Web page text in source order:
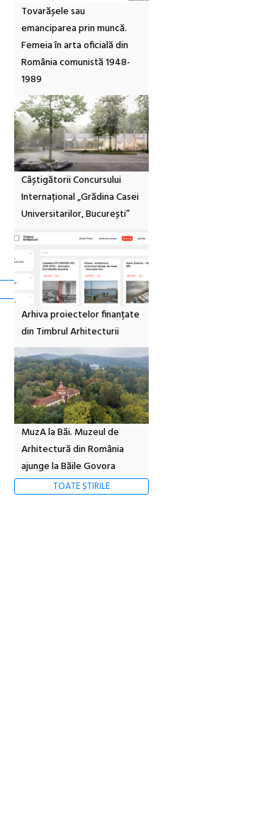
Tovarășele sau
emanciparea prin muncă.
Femeia în arta oficială din
România comunistă 1948-
1989
Câștigătorii Concursului
Internațional „Grădina Casei
Universitarilor, București”
Arhiva proiectelor finanțate
din Timbrul Arhitecturii
MuzA la Băi. Muzeul de
Arhitectură din România
ajunge la Băile Govora
TOATE ȘTIRILE